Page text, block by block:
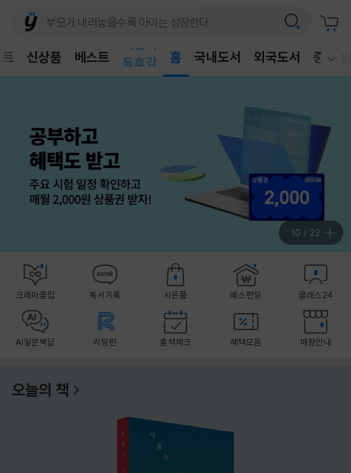
신상품 베스트
독후감
홈 국내도서 외국도서 중고샵
10 / 22
크레마클럽 독서기록 사은품 예스펀딩 클래스24
AI일문백답 리딩런 출석체크 혜택모음 매장안내
오늘의 책